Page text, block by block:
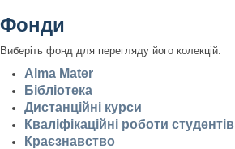
Фонди
Виберіть фонд для перегляду його колекцій.
Alma Mater
Бібліотека
Дистанційні курси
Кваліфікаційні роботи студентів
Краєзнавство